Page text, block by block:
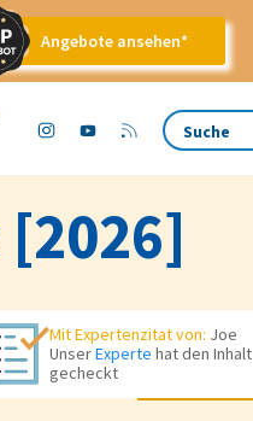
Angebote ansehen*
Mit Expertenzitat von: Joe
UnserExperte hat den Inhalt
gecheckt